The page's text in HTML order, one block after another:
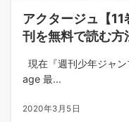
アクタージュ【
刊を無料で読む方
現在『週刊少年ジャ
age 最...
2020年3月5日